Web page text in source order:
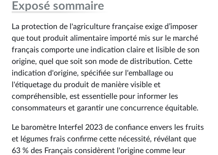
Exposé sommaire
La protection de l'agriculture française exige d’imposer
que tout produit alimentaire importé mis sur le marché
français comporte une indication claire et lisible de son
origine, quel que soit son mode de distribution. Cette
indication d'origine, spécifiée sur l'emballage ou
l'étiquetage du produit de manière visible et
compréhensible, est essentielle pour informer les
consommateurs et garantir une concurrence équitable.
Le baromètre Interfel 2023 de confiance envers les fruits
et légumes frais confirme cette nécessité, révélant que
63 % des Français considèrent l'origine comme leur